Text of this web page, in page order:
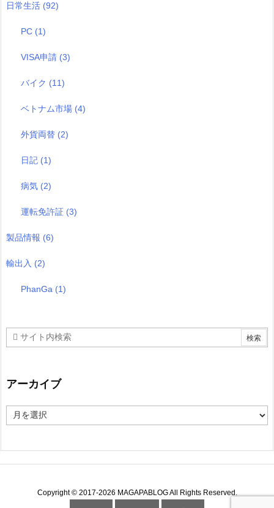
日常生活 (92)
PC (1)
VISA申請 (3)
バイク (11)
ベトナム市場 (4)
外貨両替 (2)
日記 (1)
病気 (2)
運転免許証 (3)
製品情報 (6)
輸出入 (2)
PhanGa (1)
アーカイブ
ー
Copyright © 2017-2026 MAGAPABLOGAll Rights Reserved.